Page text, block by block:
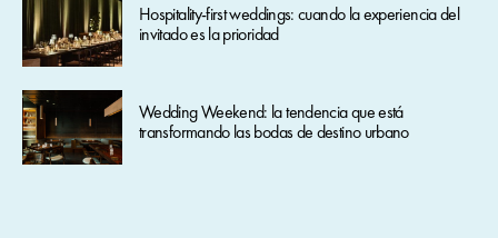
Hospitality-first weddings: cuando la experiencia del
invitado es la prioridad
Wedding Weekend: la tendencia que está
transformando las bodas de destino urbano